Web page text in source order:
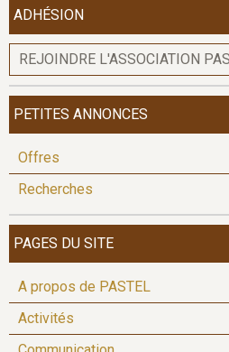
ADHÉSION
REJOINDRE L'ASSOCIATION
PETITES ANNONCES
Offres
Recherches
PAGES DU SITE
A propos de PASTEL
Activités